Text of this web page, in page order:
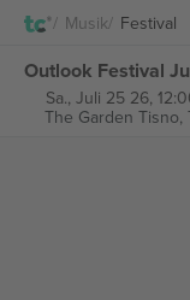
Musik Festival
Outlook Festival
Sa., Juli 25 26,
The Garden Tisno,